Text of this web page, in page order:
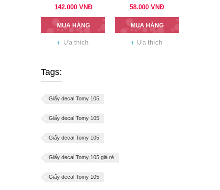
142.000 VNĐ
MUA HÀNG
Ưa thích
58.000 VNĐ
MUA HÀNG
Ưa thích
Tags:
Giấy decal Tomy 105
Giấy decal Tomy 105
Giấy decal Tomy 105
Giấy decal Tomy 105 giá rẻ
Giấy decal Tomy 105